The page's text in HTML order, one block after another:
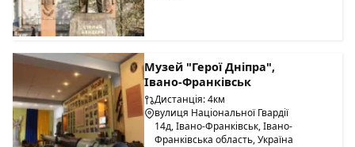
Музей "Герої Дніпра",
Івано-Франківськ
Дистанція: 4км
вулиця Національної Гвардії
14д, Івано-Франківськ, Івано-
Франківська область, Україна